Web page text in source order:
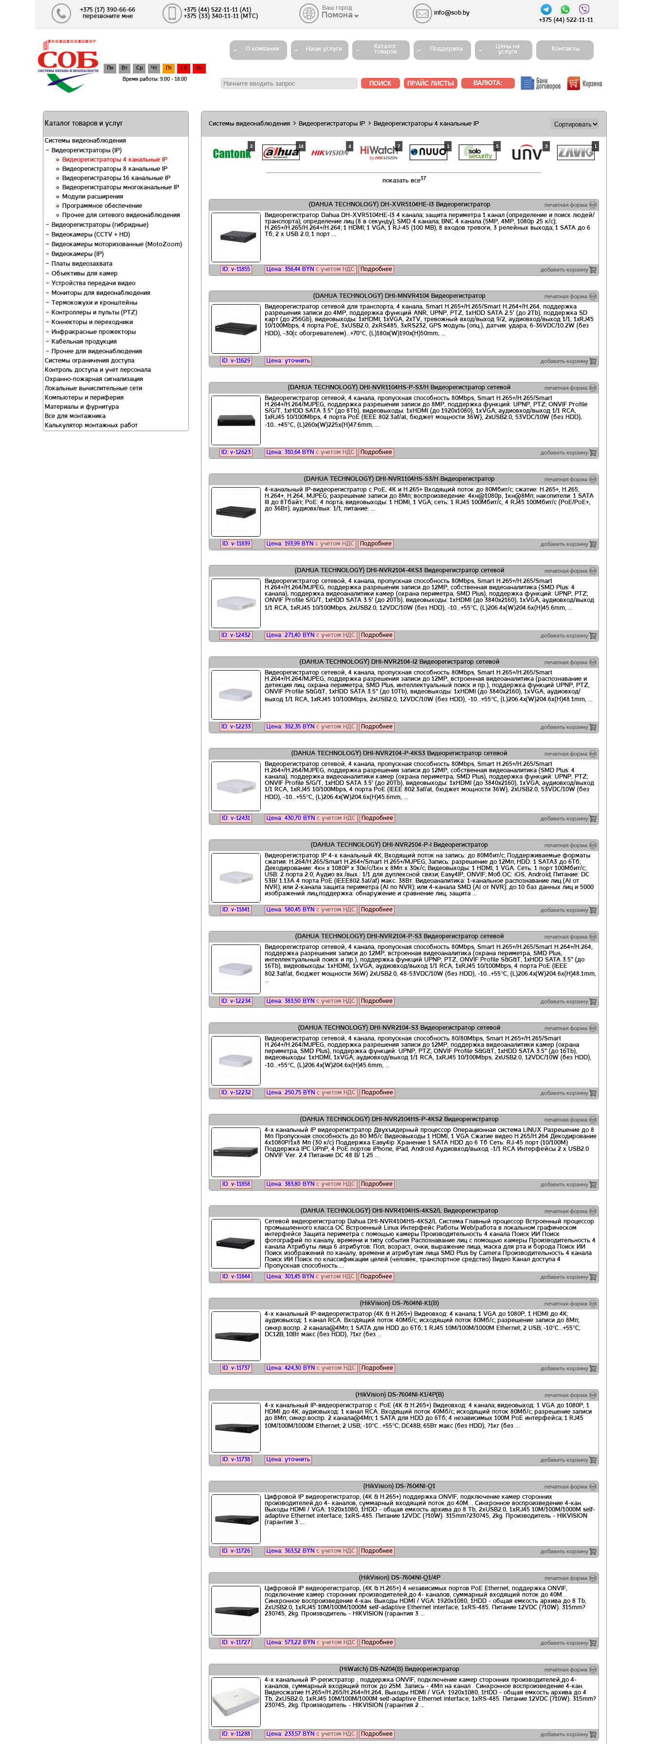
+375 (17) 390-66-66
перезвоните мне
+375 (44) 522-11-11 (A1)
+375 (33) 340-11-11 (MTС)
Ваш город
Помона
info@sob.by
+375 (44) 522-11-11
Пн Вт Ср Чт Пт Сб Вс
Время работы: 9:00 - 18:00
О компании Наши услуги
Каталог
товаров
Поддержка
Цены на
услуги
Контакты
ВАЛЮТА:
Каталог товаров и услуг
Системы видеонаблюдения
Видеорегистраторы (IP)
Видеорегистраторы 4 канальные IP
Видеорегистраторы 8 канальные IP
Видеорегистраторы 16 канальные IP
Видеорегистраторы многоканальные IP
Модули расширения
Программное обеспечение
Прочее для сетевого видеонаблюдения
Видеорегистраторы (гибридные)
Видеокамеры (CCTV + HD)
Видеокамеры моторизованные (MotoZoom)
Видеокамеры (IP)
Платы видеозахвата
Объективы для камер
Устройства передачи видео
Мониторы для видеонаблюдения
Термокожухи и кронштейны
Контроллеры и пульты (PTZ)
Коннекторы и переходники
Инфракрасные прожекторы
Кабельная продукция
Прочее для видеонаблюдения
Системы ограничения доступа
Контроль доступа и учет персонала
Охранно-пожарная сигнализация
Локальные вычислительные сети
Компьютеры и периферия
Материалы и фурнитура
Все для монтажника
Калькулятор монтажных работ
Системы видеонаблюдения Видеорегистраторы IP Видеорегистраторы 4 канальные IP
2 14 4 7 1 5 3 1
показать все37
(DAHUA TECHNOLOGY) DH-XVR5104HE-I3 Видеорегистратор
Видеорегистратор Dahua DH-XVR5104HE-I3 4 канала; защита периметра 1 канал (определение и поиск людей/
транспорта); определение лиц (8 в секунду); SMD 4 канала; BNC 4 канала (5MP, 4MP, 1080p 25 к/с);
H.265+/H.265/H.264+/H.264; 1 HDMI; 1 VGA; 1 RJ-45 (100 MB); 8 входов тревоги, 3 релейных выхода; 1 SATA до 6
Тб; 2 х USB 2.0; 1 порт ...
ID: v-11855 Цена: 356,44 BYN с учетом НДС Подробнее
(DAHUA TECHNOLOGY) DHI-MNVR4104 Видеорегистратор
Видеорегистратор сетевой для транспорта, 4 канала, Smart H.265+/H.265/Smart H.264+/H.264, поддержка
разрешения записи до 4MP, поддержка функций ANR, UPNP, PTZ, 1хHDD SATA 2.5' (до 2Tb), поддержка SD
карт (до 256Gb), видеовыходы: 1xHDMI, 1xVGA, 2xTV, тревожный вход/выход 9/2, аудиовход/выход 1/1, 1xRJ45
10/100Mbps, 4 порта PoE, 3хUSB2.0, 2хRS485, 3хRS232, GPS модуль (опц.), датчик удара, 6-36VDC/10.2W (без
HDD), -30(с обогревателем)...+70°C, (L)180x(W)190x(H)50mm, ...
ID: v-11629 Цена: уточнить
(DAHUA TECHNOLOGY) DHI-NVR1104HS-P-S3/H Видеорегистратор сетевой
Видеорегистратор сетевой, 4 канала, пропускная способность 80Mbps, Smart H.265+/H.265/Smart
H.264+/H.264/MJPEG, поддержка разрешения записи до 8MP, поддержка функций: UPNP, PTZ; ONVIF Profile
S/G/T, 1xHDD SATA 3.5" (до 8Tb), видеовыходы: 1хHDMI (до 1920x1080), 1хVGA; аудиовход/выход 1/1 RCA,
1xRJ45 10/100Mbps, 4 порта PoE (IEEE 802.3af/at, бюджет мощности 36W), 2xUSB2.0, 53VDC/10W (без HDD),
-10...+45°C, (L)260x(W)225х(H)47.6mm, ...
ID: v-12623 Цена: 310,64 BYN с учетом НДС Подробнее
(DAHUA TECHNOLOGY) DHI-NVR1104HS-S3/H Видеорегистратор
4-канальный IP-видеорегистратор с PoE, 4K и H.265+ Входящий поток до 80Мбит/с; сжатие: H.265+, H.265,
H.264+, H.264, MJPEG; разрешение записи до 8Мп; воспроизведение: 4кн@1080p, 1кн@8Мп; накопители: 1 SATA
III до 8Тбайт; PoE: 4 порта; видеовыходы: 1 HDMI, 1 VGA; cеть: 1 RJ45 100Мбит/с, 4 RJ45 100Мбит/с (PoE/PoE+,
до 36Вт); аудиовх/вых: 1/1; питание: ...
ID: v-11839 Цена: 193,99 BYN с учетом НДС Подробнее
(DAHUA TECHNOLOGY) DHI-NVR2104-4KS3 Видеорегистратор сетевой
Видеорегистратор сетевой, 4 канала, пропускная способность 80Mbps, Smart H.265+/H.265/Smart
H.264+/H.264/MJPEG, поддержка разрешения записи до 12MP, собственная видеоаналитика (SMD Plus: 4
канала), поддержка видеоаналитики камер (охрана периметра, SMD Plus), поддержка функций: UPNP, PTZ;
ONVIF Profile S/G/T, 1xHDD SATA 3.5' (до 20Tb), видеовыходы: 1хHDMI (до 3840x2160), 1хVGA; аудиовход/выход
1/1 RCA, 1xRJ45 10/100Mbps, 2xUSB2.0, 12VDC/10W (без HDD), -10...+55°C, (L)206.4x(W)204.6х(H)45.6mm, ...
ID: v-12432 Цена: 271,40 BYN с учетом НДС Подробнее
(DAHUA TECHNOLOGY) DHI-NVR2104-I2 Видеорегистратор сетевой
Видеорегистратор сетевой, 4 канала, пропускная способность 80Mbps, Smart H.265+/H.265/Smart
H.264+/H.264/MJPEG, поддержка разрешения записи до 12MP, встроенная видеоаналитика (распознавание и
детекция лиц, охрана периметра, SMD Plus, интеллектуальный поиск и пр.), поддержка функций UPNP, PTZ,
ONVIF Profile S&G&T, 1xHDD SATA 3.5" (до 10Tb), видеовыходы: 1хHDMI (до 3840x2160), 1хVGA, аудиовход/
выход 1/1 RCA, 1xRJ45 10/100Mbps, 2xUSB2.0, 12VDC/10W (без HDD), -10...+55°C, (L)206.4x(W)204.6х(H)48.1mm, ...
ID: v-12233 Цена: 392,35 BYN с учетом НДС Подробнее
(DAHUA TECHNOLOGY) DHI-NVR2104-P-4KS3 Видеорегистратор сетевой
Видеорегистратор сетевой, 4 канала, пропускная способность 80Mbps, Smart H.265+/H.265/Smart
H.264+/H.264/MJPEG, поддержка разрешения записи до 12MP, собственная видеоаналитика (SMD Plus: 4
канала), поддержка видеоаналитики камер (охрана периметра, SMD Plus), поддержка функций: UPNP, PTZ;
ONVIF Profile S/G/T, 1xHDD SATA 3.5' (до 20Tb), видеовыходы: 1хHDMI (до 3840x2160), 1хVGA; аудиовход/выход
1/1 RCA, 1xRJ45 10/100Mbps, 4 порта PoE (IEEE 802.3af/at, бюджет мощности 36W), 2xUSB2.0, 53VDC/10W (без
HDD), -10...+55°C, (L)206.4x(W)204.6х(H)45.6mm, ...
ID: v-12431 Цена: 430,70 BYN с учетом НДС Подробнее
(DAHUA TECHNOLOGY) DHI-NVR2104-P-I Видеорегистратор
Видеорегистратор IP 4-х канальный 4K; Входящий поток на запись: до 80Мбит/с; Поддерживаемые форматы
сжатия: H.264/H.265/Smart H.264+/Smart H.265+/MJPEG; Запись: разрешение до 12Мп; HDD: 1 SATA3 до 6Тб;
Декодирование: 4кн х 1080Р х 30к/с/1кн х 8Мп х 30к/с; Видеовыходы: 1 HDMI, 1 VGA. Сеть: 1 порт 100Мбит/с;
USB: 2 порта 2.0; Аудио вх./вых.: 1/1 для дуплексной связи; Easy4IP, ONVIF; Моб.ОС: iOS, Android; Питание: DC
53В/ 1.13A 4 порта PoE (IEEE802.3at/af) макс. 38Вт. Видеоаналитика: 1-канальное распознавание лиц (AI от
NVR); или 2-канала защита периметра (AI по NVR); или 4-канала SMD (AI от NVR); до 10 баз данных лиц и 5000
изображений лиц,поддержка: обнаружение и сравнение лиц, защита ...
ID: v-11841 Цена: 580,45 BYN с учетом НДС Подробнее
(DAHUA TECHNOLOGY) DHI-NVR2104-P-S3 Видеорегистратор сетевой
Видеорегистратор сетевой, 4 канала, пропускная способность 80Mbps, Smart H.265+/H.265/Smart H.264+/H.264,
поддержка разрешения записи до 12MP, встроенная видеоаналитика (охрана периметра, SMD Plus,
интеллектуальный поиск и пр.), поддержка функций UPNP, PTZ, ONVIF Profile S&G&T, 1xHDD SATA 3.5" (до
16Tb), видеовыходы: 1хHDMI, 1хVGA, аудиовход/выход 1/1 RCA, 1xRJ45 10/100Mbps, 4 порта PoE (IEEE
802.3af/at, бюджет мощности 36W) 2xUSB2.0, 48-53VDC/10W (без HDD), -10...+55°C, (L)206.4x(W)204.6х(H)48.1mm,
...
ID: v-12234 Цена: 383,50 BYN с учетом НДС Подробнее
(DAHUA TECHNOLOGY) DHI-NVR2104-S3 Видеорегистратор сетевой
Видеорегистратор сетевой, 4 канала, пропускная способность 80/80Mbps, Smart H.265+/H.265/Smart
H.264+/H.264/MJPEG, поддержка разрешения записи до 12MP, поддержка видеоаналитики камер (охрана
периметра, SMD Plus), поддержка функций: UPNP, PTZ; ONVIF Profile S&G&T, 1xHDD SATA 3.5" (до 16Tb),
видеовыходы: 1хHDMI, 1хVGA; аудиовход/выход 1/1 RCA, 1xRJ45 10/100Mbps, 2xUSB2.0, 12VDC/10W (без HDD),
-10...+55°C, (L)206.4x(W)204.6х(H)45.6mm, ...
ID: v-12232 Цена: 250,75 BYN с учетом НДС Подробнее
(DAHUA TECHNOLOGY) DHI-NVR2104HS-P-4KS2 Видеорегистратор
4-х канальный IP видеорегистратор Двухъядерный процессор Операционная система LINUX Разрешение до 8
Мп Пропускная способность до 80 Mб/с Видеовыходы 1 HDMI, 1 VGA Сжатие видео H.265/H.264 Декодирование
4х1080Р/1х8 Мп (30 к/с) Поддержка Easy4ip Хранение 1 SATA HDD до 6 Тб Сеть: RJ-45 порт (10/100M)
Поддержка IPC UPnP, 4 PoE портов iPhone, iPad, Android Аудиовход/выход -1/1 RCA Интерфейсы 2 х USB2.0
ONVIF Ver. 2.4 Питание DC 48 В/ 1.25 ...
ID: v-11858 Цена: 383,80 BYN с учетом НДС Подробнее
(DAHUA TECHNOLOGY) DHI-NVR4104HS-4KS2/L Видеорегистратор
Сетевой видеорегистратор Dahua DHI-NVR4104HS-4KS2/L Система Главный процессор Встроенный процессор
промышленного класса ОС Встроенный Linux Интерфейс Работы Web/работа в локальном графическом
интерфейсе Защита периметра с помощью камеры Производительность 4 канала Поиск ИИ Поиск
фотографий по каналу, времени и типу события Распознавание лиц с помощью камеры Производительность 4
канала Атрибуты лица 6 атрибутов: Пол, возраст, очки, выражение лица, маска для рта и борода Поиск ИИ
Поиск изображений по каналу, времени и атрибутам лица SMD Plus by Camera Производительность 4 канала
Поиск ИИ Поиск по классификации целей (человек, транспортное средство) Видео Канал доступа 4
Пропускная способность ...
ID: v-11844 Цена: 301,45 BYN с учетом НДС Подробнее
(HikVision) DS-7604NI-K1(B)
4-х канальный IP-видеорегистратор (4K & H.265+) Видеовход: 4 канала; 1 VGA до 1080Р, 1 HDMI до 4К;
аудиовыход: 1 канал RCA. Входящий поток 40Мб/с; исходящий поток 80Мб/с; разрешение записи до 8Мп;
синхр.воспр. 2 канала@4Мп; 1 SATA для HDD до 6Тб; 1 RJ45 10M/100M/1000M Ethernet; 2 USB; -10°C...+55°C;
DC12В; 10Вт макс (без HDD), ?1кг (без ...
ID: v-11737 Цена: 424,30 BYN с учетом НДС Подробнее
(HikVision) DS-7604NI-K1/4P(B)
4-х канальный IP-видеорегистратор c PoE (4K & H.265+) Видеовход: 4 канала; видеовыход: 1 VGA до 1080Р, 1
HDMI до 4К; аудиовыход: 1 канал RCA. Входящий поток 40Мб/с; исходящий поток 80Мб/с; разрешение записи
до 8Мп; синхр.воспр. 2 канала@4Мп; 1 SATA для HDD до 6Тб; 4 независимых 100M PoE интерфейса; 1 RJ45
10M/100M/1000M Ethernet; 2 USB; -10°C...+55°C; DC48В; 65Вт макс (без HDD), ?1кг (без ...
ID: v-11738 Цена: уточнить
(HikVision) DS-7604NI-Q1
Цифровой IP видеорегистратор, (4K & H.265+) поддержка ONVIF, подключение камер сторонних
производителей,до 4- каналов, суммарный входящий поток до 40M. . Синхронное воспроизведение 4-кан.
Выходы HDMI / VGA: 1920х1080, 1HDD - общая емкость архива до 8 Tb, 2хUSB2.0, 1хRJ45 10M/100M/1000М self-
adaptive Ethernet interface, 1хRS-485. Питание 12VDC (?10W). 315mm?230?45, 2kg. Производитель - HIKVISION
(гарантия 3 ...
ID: v-11726 Цена: 363,52 BYN с учетом НДС Подробнее
(HikVision) DS-7604NI-Q1/4P
Цифровой IP видеорегистратор, (4K & H.265+) 4 независимых портов PoE Ethernet, поддержка ONVIF,
подключение камер сторонних производителей,до 4- каналов, суммарный входящий поток до 40M. .
Синхронное воспроизведение 4-кан. Выходы HDMI / VGA: 1920х1080, 1HDD - общая емкость архива до 8 Tb,
2хUSB2.0, 1хRJ45 10M/100M/1000М self-adaptive Ethernet interface, 1хRS-485. Питание 12VDC (?10W). 315mm?
230?45, 2kg. Производитель - HIKVISION (гарантия 3 ...
ID: v-11727 Цена: 573,22 BYN с учетом НДС Подробнее
(HiWatch) DS-N204(B) Видеорегистратор
4-х канальный IP-регистратор , поддержка ONVIF, подключение камер сторонних производителей,до 4-
каналов, суммарный входящий поток до 25M. Запись - 4Мп на канал . Синхронное воспроизведение 4-кан.
Видеосжатие H.265+/H.265/H.264+/H.264, Выходы HDMI / VGA: 1920х1080, 1HDD - общая емкость архива до 4
Tb, 2хUSB2.0, 1хRJ45 10M/100M/1000М self-adaptive Ethernet interface, 1хRS-485. Питание 12VDC (?10W). 315mm?
230?45, 2kg. Производитель - HIKVISION (гарантия 2 ...
ID: v-11288 Цена: 233,57 BYN с учетом НДС Подробнее